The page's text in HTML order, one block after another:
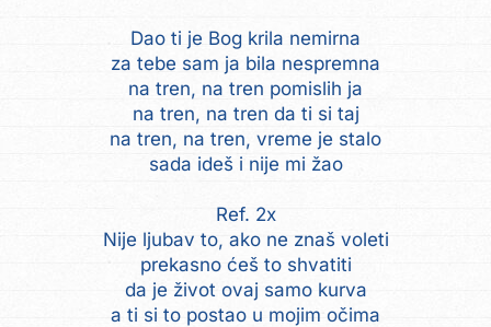
Dao ti je Bog krila nemirna
za tebe sam ja bila nespremna
na tren, na tren pomislih ja
na tren, na tren da ti si taj
na tren, na tren, vreme je stalo
sada ideš i nije mi žao
Ref. 2x
Nije ljubav to, ako ne znaš voleti
prekasno ćeš to shvatiti
da je život ovaj samo kurva
a ti si to postao u mojim očima